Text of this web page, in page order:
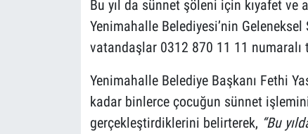
Bu yıl da sünnet şöleni için kıyafet ve
Yenimahalle Belediyesi’nin
vatandaşlar 0312 870 11 11 numaralı
Yenimahalle Belediye Başkanı Fethi
kadar binlerce çocuğun sünnet
gerçekleştirdiklerini belirterek, “Bu